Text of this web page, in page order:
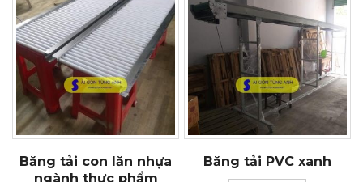
Băng tải con lăn nhựa
ngành thực phẩm
Băng tải PVC xanh